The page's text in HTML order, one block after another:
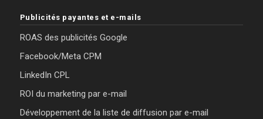
Publicités payantes et e-mails
ROAS des publicités Google
Facebook/Meta CPM
LinkedIn CPL
ROI du marketing par e-mail
Développement de la liste de diffusion par e-mail